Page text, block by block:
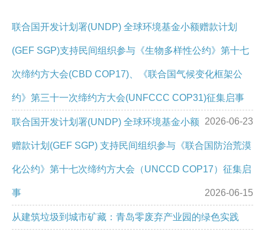
联合国开发计划署(UNDP) 全球环境基金小额赠款计划
(GEF SGP)支持民间组织参与《生物多样性公约》第十七
次缔约方大会(CBD COP17)、《联合国气候变化框架公
约》第三十一次缔约方大会(UNFCCC COP31)征集启事
2026-06-23
联合国开发计划署(UNDP) 全球环境基金小额
赠款计划(GEF SGP) 支持民间组织参与《联合国防治荒漠
化公约》第十七次缔约方大会（UNCCD COP17）征集启
事 2026-06-15
从建筑垃圾到城市矿藏：青岛零废弃产业园的绿色实践